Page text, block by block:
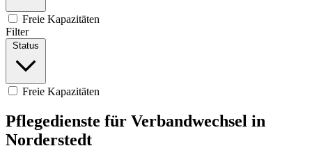
Freie Kapazitäten
Filter
Status
Freie Kapazitäten
Pflegedienste für Verbandwechsel in
Norderstedt